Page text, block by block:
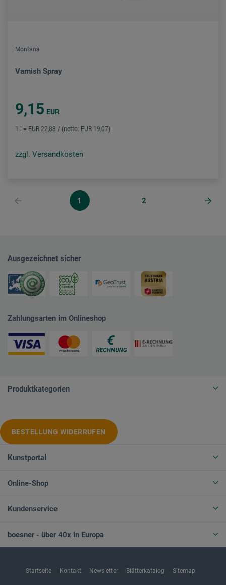
Montana
Varnish Spray
9,15 EUR
1 l = EUR 22,88 / (netto: EUR 19,07)
zzgl. Versandkosten
1 2
Ausgezeichnet sicher
Zahlungsarten im Onlineshop
Produktkategorien
BESTELLUNG WIDERRUFEN
Kunstportal
Online-Shop
Kundenservice
boesner - über 40x in Europa
Startseite Kontakt Newsletter Blätterkatalog Sitemap